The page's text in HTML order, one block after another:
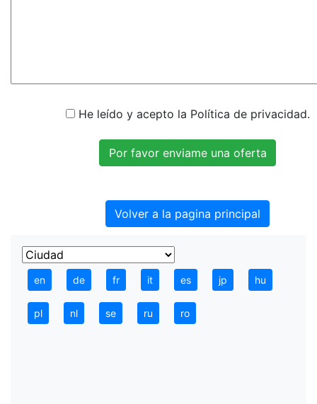
He leído y acepto la Política de privacidad.
Volver a la pagina principal
en de fr it es jp hu
pl nl se ru ro